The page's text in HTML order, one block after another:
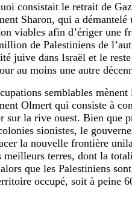
consistait le retrait de
Sharon, qui a démantelé
viables afin d’ériger une
de Palestiniens de
juive dans Israël et le
au moins une autre
semblables
Olmert qui consiste à
sur la rive ouest. Bien que
sionistes, le
la nouvelle frontière
meilleurs terres, dont la
que les Palestiniens
occupé, soit à peine